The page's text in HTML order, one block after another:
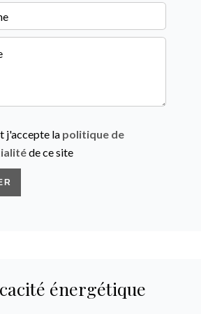
j'accepte la politique de
de ce site
énergétique